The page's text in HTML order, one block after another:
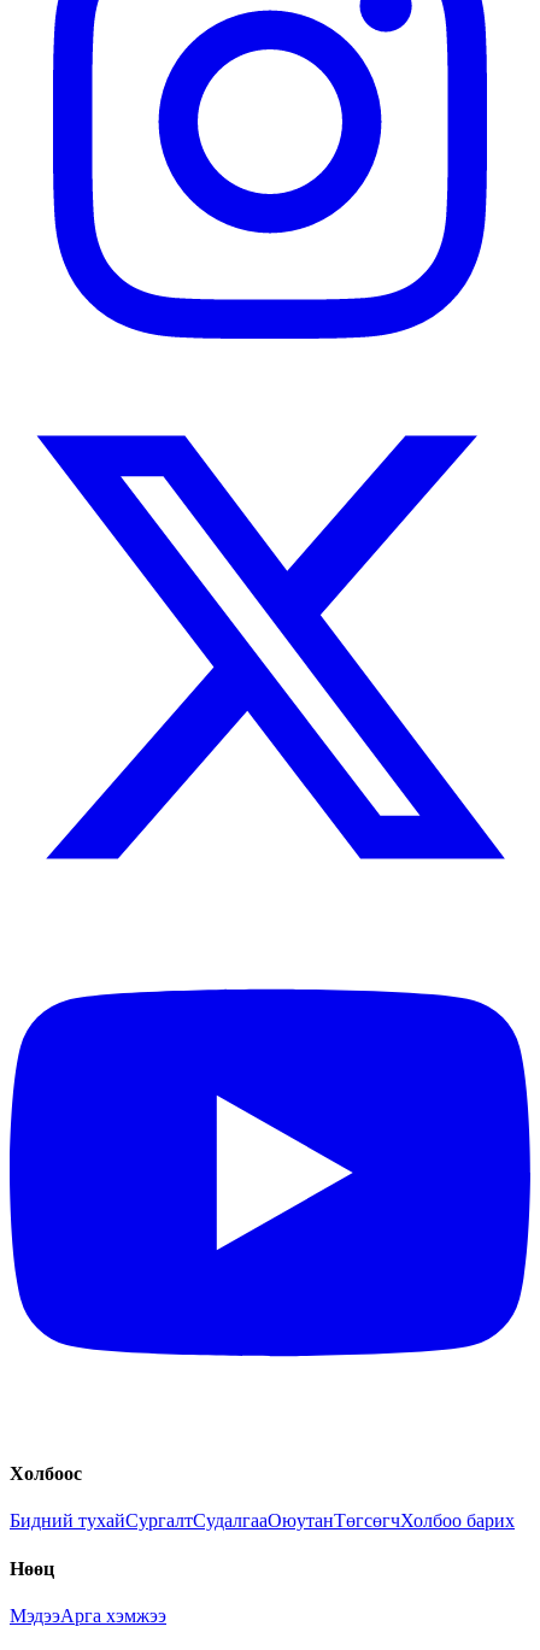
Холбоос
Бидний тухайСургалтСудалгааОюутанТөгсөгчХолбоо барих
Нөөц
МэдээАрга хэмжээ